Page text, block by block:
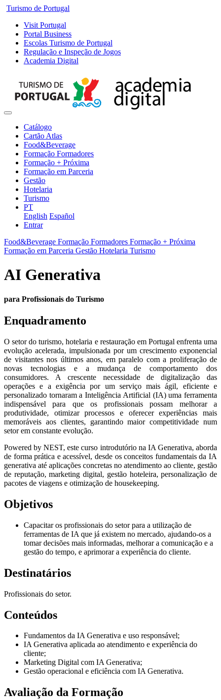
Turismo de Portugal
Visit Portugal
Portal Business
Escolas Turismo de Portugal
Regulação e Inspeção de Jogos
Academia Digital
Catálogo
Cartão Atlas
Food&Beverage
Formação Formadores
Formação + Próxima
Formação em Parceria
Gestão
Hotelaria
Turismo
PT
English Español
Entrar
Food&Beverage Formação Formadores Formação + Próxima
Formação em Parceria Gestão Hotelaria Turismo
AI Generativa
para Profissionais do Turismo
Enquadramento
O setor do turismo, hotelaria e restauração em Portugal enfrenta uma
evolução acelerada, impulsionada por um crescimento exponencial
de visitantes nos últimos anos, em paralelo com a proliferação de
novas tecnologias e a mudança de comportamento dos
consumidores. A crescente necessidade de digitalização das
operações e a exigência por um serviço mais ágil, eficiente e
personalizado tornaram a Inteligência Artificial (IA) uma ferramenta
indispensável para que os profissionais possam melhorar a
produtividade, otimizar processos e oferecer experiências mais
memoráveis aos clientes, garantindo maior competitividade num
setor em constante evolução.
Powered by NEST, este curso introdutório na IA Generativa, aborda
de forma prática e acessível, desde os conceitos fundamentais da IA
generativa até aplicações concretas no atendimento ao cliente, gestão
de reputação, marketing digital, gestão hoteleira, personalização de
pacotes de viagens e otimização de housekeeping.
Objetivos
Capacitar os profissionais do setor para a utilização de
ferramentas de IA que já existem no mercado, ajudando-os a
tomar decisões mais informadas, melhorar a comunicação e a
gestão do tempo, e aprimorar a experiência do cliente.
Destinatários
Profissionais do setor.
Conteúdos
Fundamentos da IA Generativa e uso responsável;
IA Generativa aplicada ao atendimento e experiência do
cliente;
Marketing Digital com IA Generativa;
Gestão operacional e eficiência com IA Generativa.
Avaliação da Formação